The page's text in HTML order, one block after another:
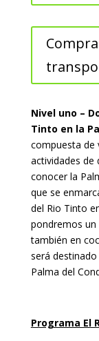
Nivel uno –
Tinto en la
compuesta de
actividades de
conocer la
que se
del Rio Tinto
pondremos un
también en
será
Palma del
Programa El